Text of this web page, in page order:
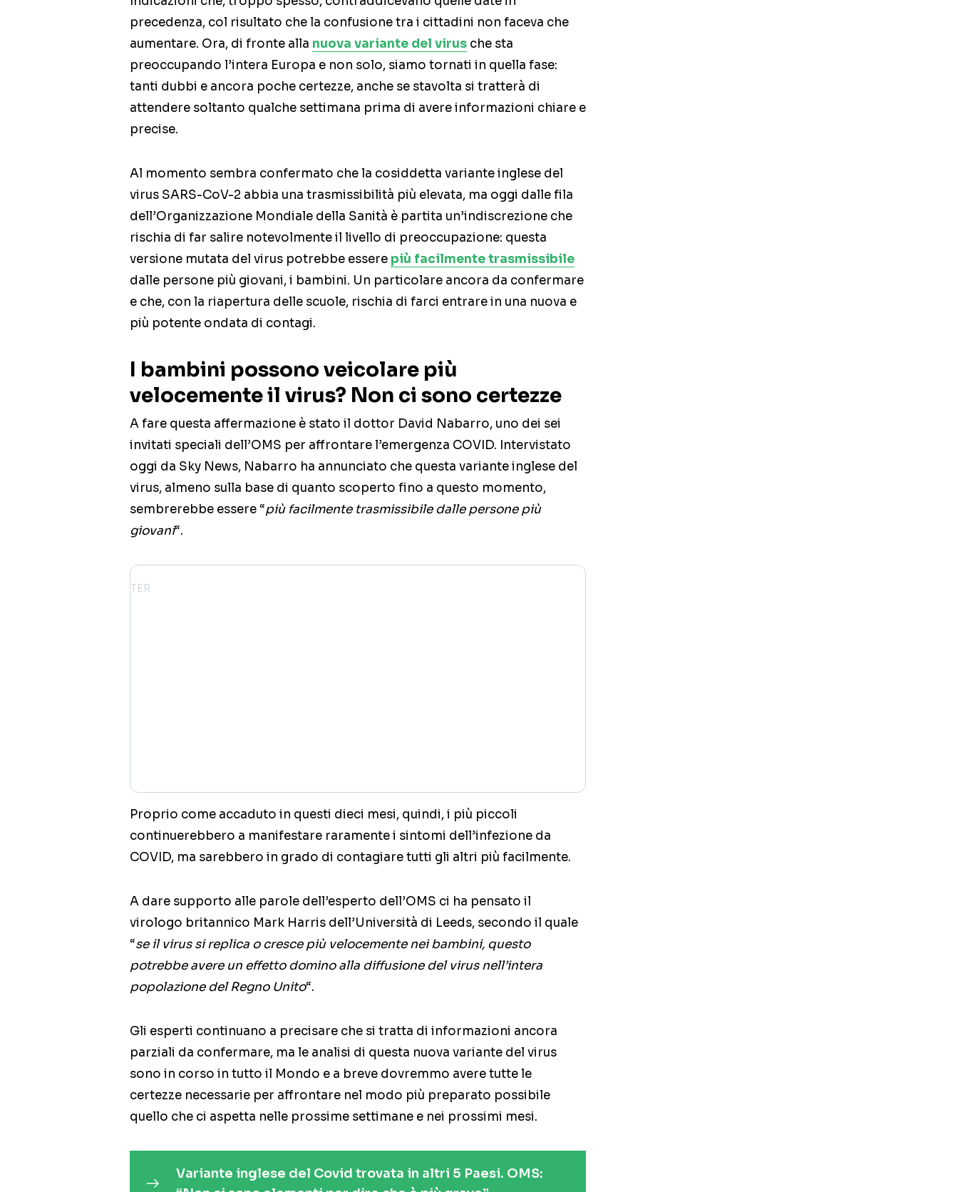
precedenza, col risultato che la confusione tra i cittadini non faceva che
aumentare. Ora, di fronte alla nuova variante del virus che sta
preoccupando l’intera Europa e non solo, siamo tornati in quella fase:
tanti dubbi e ancora poche certezze, anche se stavolta si tratterà di
attendere soltanto qualche settimana prima di avere informazioni chiare e
precise.
Al momento sembra confermato che la cosiddetta variante inglese del
virus SARS-CoV-2 abbia una trasmissibilità più elevata, ma oggi dalle fila
dell’Organizzazione Mondiale della Sanità è partita un’indiscrezione che
rischia di far salire notevolmente il livello di preoccupazione: questa
versione mutata del virus potrebbe essere più facilmente trasmissibile
dalle persone più giovani, i bambini. Un particolare ancora da confermare
e che, con la riapertura delle scuole, rischia di farci entrare in una nuova e
più potente ondata di contagi.
I bambini possono veicolare più
velocemente il virus? Non ci sono certezze
A fare questa affermazione è stato il dottor David Nabarro, uno dei sei
invitati speciali dell’OMS per affrontare l’emergenza COVID. Intervistato
oggi da Sky News, Nabarro ha annunciato che questa variante inglese del
virus, almeno sulla base di quanto scoperto fino a questo momento,
sembrerebbe essere “più facilmente trasmissibile dalle persone più
giovani“.
Proprio come accaduto in questi dieci mesi, quindi, i più piccoli
continuerebbero a manifestare raramente i sintomi dell’infezione da
COVID, ma sarebbero in grado di contagiare tutti gli altri più facilmente.
A dare supporto alle parole dell’esperto dell’OMS ci ha pensato il
virologo britannico Mark Harris dell’Università di Leeds, secondo il quale
“se il virus si replica o cresce più velocemente nei bambini, questo
potrebbe avere un effetto domino alla diffusione del virus nell’intera
popolazione del Regno Unito“.
Gli esperti continuano a precisare che si tratta di informazioni ancora
parziali da confermare, ma le analisi di questa nuova variante del virus
sono in corso in tutto il Mondo e a breve dovremmo avere tutte le
certezze necessarie per affrontare nel modo più preparato possibile
quello che ci aspetta nelle prossime settimane e nei prossimi mesi.
Variante inglese del Covid trovata in altri 5 Paesi. OMS: